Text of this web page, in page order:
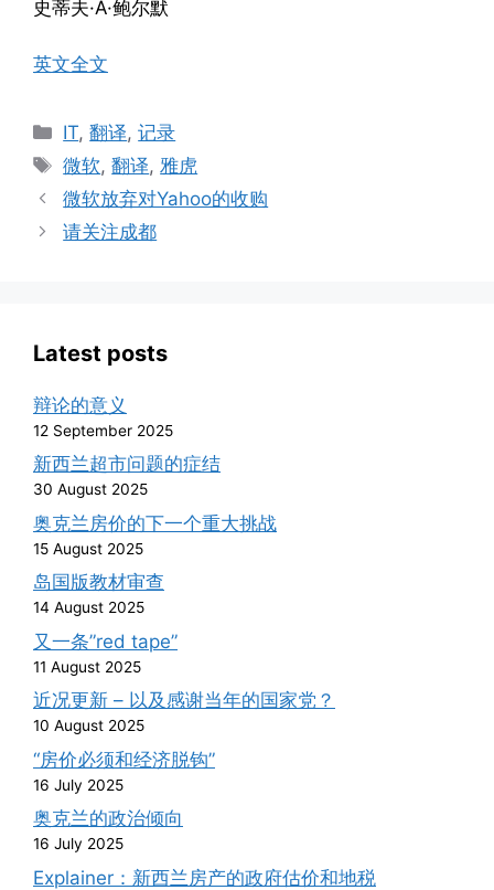
史蒂夫·A·鲍尔默
英文全文
Categories
IT,翻译,记录
Tags
微软,翻译, 雅虎
微软放弃对Yahoo的收购
请关注成都
Latest posts
辩论的意义
12 September 2025
新西兰超市问题的症结
30 August 2025
奥克兰房价的下一个重大挑战
15 August 2025
岛国版教材审查
14 August 2025
又一条”red tape”
11 August 2025
近况更新 – 以及感谢当年的国家党？
10 August 2025
“房价必须和经济脱钩”
16 July 2025
奥克兰的政治倾向
16 July 2025
Explainer：新西兰房产的政府估价和地税